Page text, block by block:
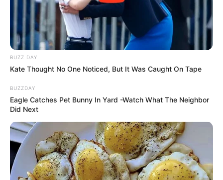
BUZZ DAY
Kate Thought No One Noticed, But It Was Caught On Tape
BUZZDAY
Eagle Catches Pet Bunny In Yard -Watch What The Neighbor
Did Next